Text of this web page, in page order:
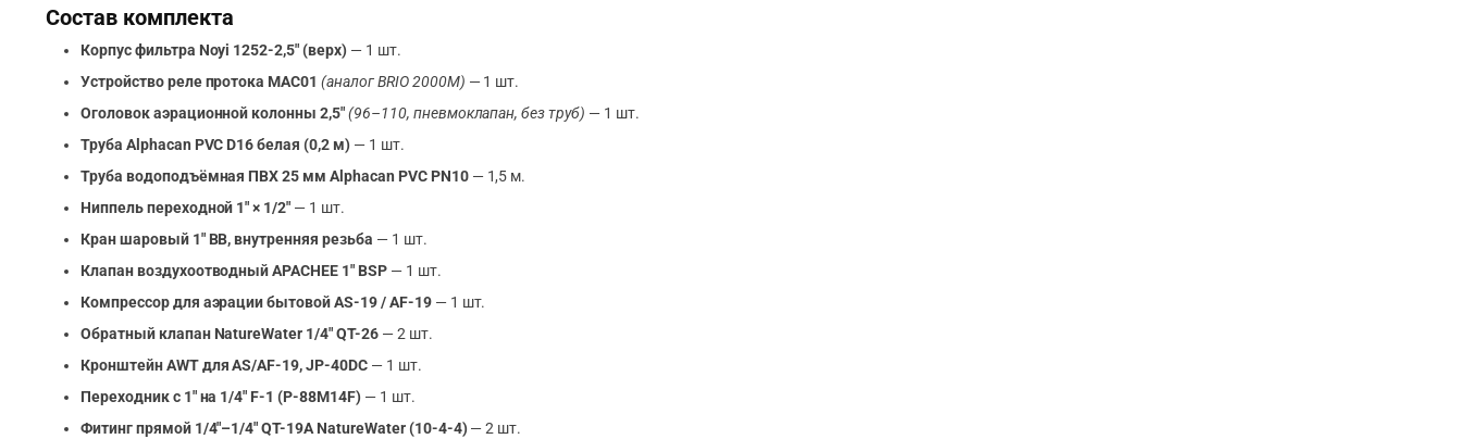
Состав комплекта
Корпус фильтра Noyi 1252-2,5″ (верх)— 1 шт.
Устройство реле протока MAC01 (аналог BRIO 2000M) — 1 шт.
Оголовок аэрационной колонны 2,5″(96–110, пневмоклапан, без труб) — 1 шт.
Труба Alphacan PVC D16 белая (0,2 м)— 1 шт.
Труба водоподъёмная ПВХ 25 мм Alphacan PVC PN10— 1,5 м.
Ниппель переходной 1″ × 1/2″ — 1 шт.
Кран шаровый 1″ ВВ, внутренняя резьба — 1 шт.
Клапан воздухоотводный APACHEE 1″ BSP— 1 шт.
Компрессор для аэрации бытовой AS-19 / AF-19— 1 шт.
Обратный клапан NatureWater 1/4″ QT-26— 2 шт.
Кронштейн AWT для AS/AF-19, JP-40DC— 1 шт.
Переходник с 1″ на 1/4″ F-1 (P-88M14F)— 1 шт.
Фитинг прямой 1/4″–1/4″ QT-19A NatureWater (10-4-4)— 2 шт.